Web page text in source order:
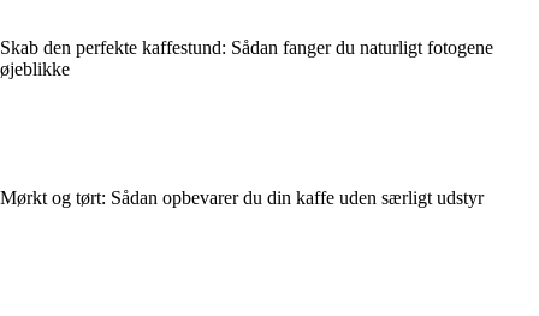
Skab den perfekte kaffestund: Sådan fanger du naturligt fotogene
øjeblikke
Mørkt og tørt: Sådan opbevarer du din kaffe uden særligt udstyr